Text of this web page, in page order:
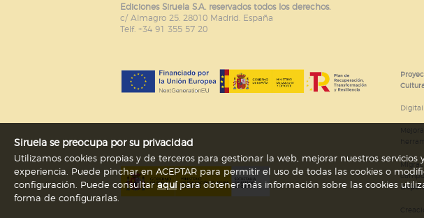
Ediciones Siruela S.A. reservados todos los derechos.
c/ Almagro 25. 28010 Madrid. España
Telf. +34 91 355 57 20
Siruela se preocupa por su privacidad
Utilizamos cookies propias y de terceros para gestionar la web, mejorar nuestros servicios
experiencia. Puede pinchar en ACEPTAR para permitir el uso de todas las cookies o
configuración. Puede consultaraquípara obtener más información sobre las cookies
forma de configurarlas.